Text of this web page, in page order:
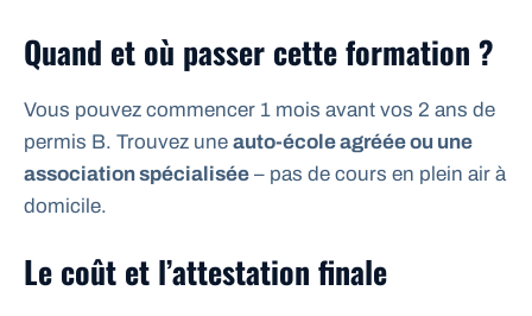
Quand et où passer cette formation ?
Vous pouvez commencer 1 mois avant vos 2 ans de
permis B. Trouvez une auto-école agréée ou une
association spécialisée – pas de cours en plein air à
domicile.
Le coût et l’attestation finale